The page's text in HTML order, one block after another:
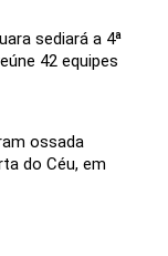
sediará a 4ª
42 equipes
ossada
do Céu, em